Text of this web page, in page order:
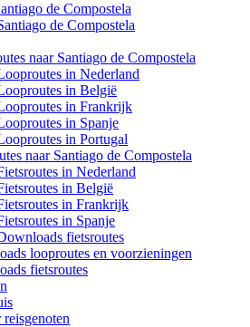
de Compostela
de Compostela
naar Santiago de Compostela
in Nederland
in België
in Frankrijk
in Spanje
in Portugal
naar Santiago de Compostela
in Nederland
in België
in Frankrijk
in Spanje
fietsroutes
looproutes en voorzieningen
fietsroutes